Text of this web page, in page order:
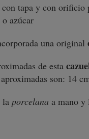
con tapa y con orificio
azúcar
una original
de esta
son: 14
la porcelana a mano y